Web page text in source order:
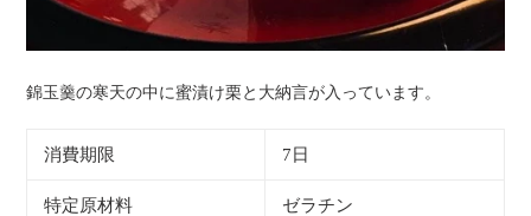
錦玉羹の寒天の中に蜜漬け栗と大納言が入っています。
消費期限 7日
特定原材料 ゼラチン